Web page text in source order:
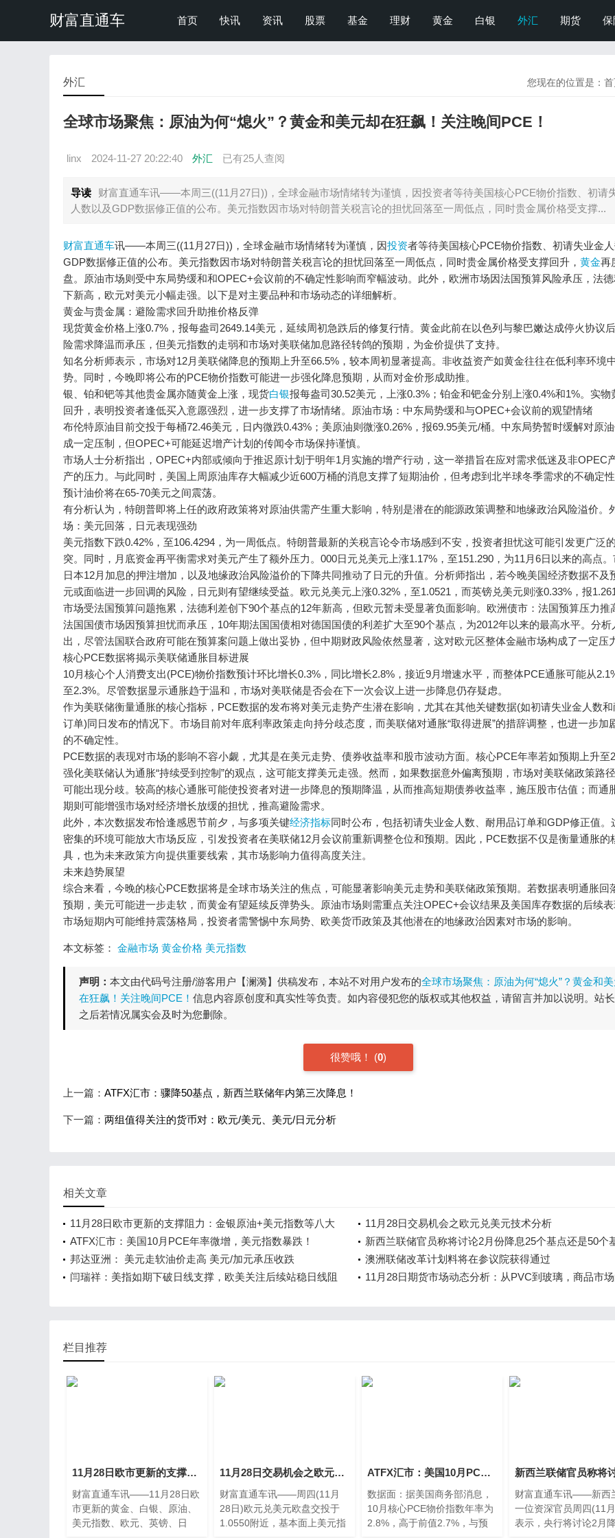
财富直通车 首页 快讯 资讯 股票 基金 理财 黄金 白银 外汇 期货 保
您现在的位置是：
外汇
全球市场聚焦：原油为何“熄火”？黄金和美元却在狂飙！关注晚间PCE！
linx 2024-11-27 20:22:40 外汇 已有25人查阅
导读
财富直通车讯——本周三((11月27日))，全球金融市场情绪转为谨慎，因投资者等待美国核心PCE物价指数、初请
人数以及GDP数据修正值的公布。美元指数因市场对特朗普关税言论的担忧回落至一周低点，同时贵金属价格受支撑...
财富直通车讯——本周三((11月27日))，全球金融市场情绪转为谨慎，因投资者等待美国核心PCE物价指数、初请失业金人
GDP数据修正值的公布。美元指数因市场对特朗普关税言论的担忧回落至一周低点，同时贵金属价格受支撑回升， 黄金再
盘。原油市场则受中东局势缓和和OPEC+会议前的不确定性影响而窄幅波动。此外，欧洲市场因法国预算风险承压，法德
下新高，欧元对美元小幅走强。以下是对主要品种和市场动态的详细解析。
黄金与贵金属：避险需求回升助推价格反弹
现货黄金价格上涨0.7%，报每盎司2649.14美元，延续周初急跌后的修复行情。黄金此前在以色列与黎巴嫩达成停火协议
险需求降温而承压，但美元指数的走弱和市场对美联储加息路径转鸽的预期，为金价提供了支持。
知名分析师表示，市场对12月美联储降息的预期上升至66.5%，较本周初显著提高。非收益资产如黄金往往在低利率环境
势。同时，今晚即将公布的PCE物价指数可能进一步强化降息预期，从而对金价形成助推。
银、铂和钯等其他贵金属亦随黄金上涨，现货白银报每盎司30.52美元，上涨0.3%；铂金和钯金分别上涨0.4%和1%。实物
回升，表明投资者逢低买入意愿强烈，进一步支撑了市场情绪。原油市场：中东局势缓和与OPEC+会议前的观望情绪
布伦特原油目前交投于每桶72.46美元，日内微跌0.43%；美原油则微涨0.26%，报69.95美元/桶。中东局势暂时缓解对原
成一定压制，但OPEC+可能延迟增产计划的传闻令市场保持谨慎。
市场人士分析指出，OPEC+内部或倾向于推迟原计划于明年1月实施的增产行动，这一举措旨在应对需求低迷及非OPEC
产的压力。与此同时，美国上周原油库存大幅减少近600万桶的消息支撑了短期油价，但考虑到北半球冬季需求的不确定
预计油价将在65-70美元之间震荡。
有分析认为，特朗普即将上任的政府政策将对原油供需产生重大影响，特别是潜在的能源政策调整和地缘政治风险溢价。
场：美元回落，日元表现强劲
美元指数下跌0.42%，至106.4294，为一周低点。特朗普最新的关税言论令市场感到不安，投资者担忧这可能引发更广泛
突。同时，月底资金再平衡需求对美元产生了额外压力。000日元兑美元上涨1.17%，至151.290，为11月6日以来的高点
日本12月加息的押注增加，以及地缘政治风险溢价的下降共同推动了日元的升值。分析师指出，若今晚美国经济数据不及
元或面临进一步回调的风险，日元则有望继续受益。欧元兑美元上涨0.32%，至1.0521，而英镑兑美元则涨0.33%，报
市场受法国预算问题拖累，法德利差创下90个基点的12年新高，但欧元暂未受显著负面影响。欧洲债市：法国预算压力推
法国国债市场因预算担忧而承压，10年期法国国债相对德国国债的利差扩大至90个基点，为2012年以来的最高水平。分析
出，尽管法国联合政府可能在预算案问题上做出妥协，但中期财政风险依然显著，这对欧元区整体金融市场构成了一定压
核心PCE数据将揭示美联储通胀目标进展
10月核心个人消费支出(PCE)物价指数预计环比增长0.3%，同比增长2.8%，接近9月增速水平，而整体PCE通胀可能从
至2.3%。尽管数据显示通胀趋于温和，市场对美联储是否会在下一次会议上进一步降息仍存疑虑。
作为美联储衡量通胀的核心指标，PCE数据的发布将对美元走势产生潜在影响，尤其在其他关键数据(如初请失业金人数和
订单)同日发布的情况下。市场目前对年底利率政策走向持分歧态度，而美联储对通胀“取得进展”的措辞调整，也进一步加
的不确定性。
PCE数据的表现对市场的影响不容小觑，尤其是在美元走势、债券收益率和股市波动方面。核心PCE年率若如预期上升至
强化美联储认为通胀“持续受到控制”的观点，这可能支撑美元走强。然而，如果数据意外偏离预期，市场对美联储政策路
可能出现分歧。较高的核心通胀可能使投资者对进一步降息的预期降温，从而推高短期债券收益率，施压股市估值；而通
期则可能增强市场对经济增长放缓的担忧，推高避险需求。
此外，本次数据发布恰逢感恩节前夕，与多项关键经济指标同时公布，包括初请失业金人数、耐用品订单和GDP修正值。
密集的环境可能放大市场反应，引发投资者在美联储12月会议前重新调整仓位和预期。因此，PCE数据不仅是衡量通胀的
具，也为未来政策方向提供重要线索，其市场影响力值得高度关注。
未来趋势展望
综合来看，今晚的核心PCE数据将是全球市场关注的焦点，可能显著影响美元走势和美联储政策预期。若数据表明通胀回
预期，美元可能进一步走软，而黄金有望延续反弹势头。原油市场则需重点关注OPEC+会议结果及美国库存数据的后续表
市场短期内可能维持震荡格局，投资者需警惕中东局势、欧美货币政策及其他潜在的地缘政治因素对市场的影响。
本文标签： 金融市场 黄金价格 美元指数
声明： 本文由代码号注册/游客用户【澜漪】供稿发布，本站不对用户发布的全球市场聚焦：原油为何“熄火”？黄金和
在狂飙！关注晚间PCE！ 信息内容原创度和真实性等负责。如内容侵犯您的版权或其他权益，请留言并加以说明。站
之后若情况属实会及时为您删除。
很赞哦！ (0)
上一篇： ATFX汇市：骤降50基点，新西兰联储年内第三次降息！
下一篇： 两组值得关注的货币对：欧元/美元、美元/日元分析
相关文章
11月28日欧市更新的支撑阻力：金银原油+美元指数等八大
货币对
11月28日交易机会之欧元兑美元技术分析
ATFX汇市：美国10月PCE年率微增，美元指数暴跌！
新西兰联储官员称将讨论2月份降息25个基点还是50个
邦达亚洲： 美元走软油价走高 美元/加元承压收跌
澳洲联储改革计划料将在参议院获得通过
闫瑞祥：美指如期下破日线支撑，欧美关注后续站稳日线阻
11月28日期货市场动态分析：从PVC到玻璃，商品市
栏目推荐
11月28日欧市更新的支撑阻力：金银原油+美元指数等八大货币对
财富直通车讯——11月28日欧
市更新的黄金、白银、原油、
美元指数、欧元、英镑、日
11月28日交易机会之欧元兑美元技术分析
财富直通车讯——周四(11月
28日)欧元兑美元欧盘交投于
1.0550附近，基本面上美元指
ATFX汇市：美国10月PCE年率微增，美元指数暴跌！
数据面：据美国商务部消息，
10月核心PCE物价指数年率为
2.8%，高于前值2.7%，与预
财富直通车讯——新西
一位资深官员周四(11
表示，央行将讨论2月